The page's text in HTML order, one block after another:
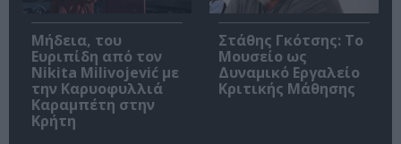
Μήδεια, του
Ευριπίδη από τον
Nikita Milivojević με
την Καρυοφυλλιά
Καραμπέτη στην
Κρήτη
Στάθης Γκότσης: Το
Μουσείο ως
Δυναμικό Εργαλείο
Κριτικής Μάθησης